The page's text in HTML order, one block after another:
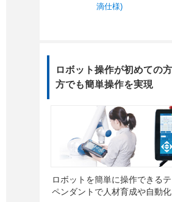
滴仕様)
ロボット操作が初めての
方でも簡単操作を実現
ロボットを簡単に操作できる
ペンダントで人材育成や自動